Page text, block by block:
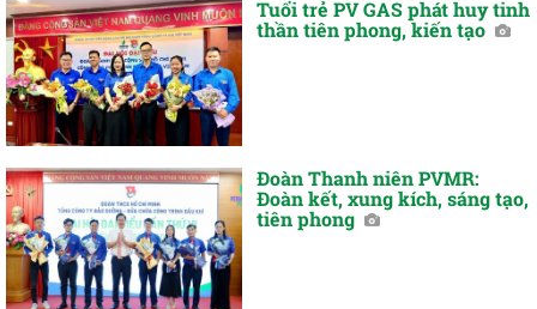
Tuổi trẻ PV GAS phát huy tinh
thần tiên phong, kiến tạo
Đoàn Thanh niên PVMR:
Đoàn kết, xung kích, sáng tạo,
tiên phong